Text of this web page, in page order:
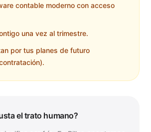
contable moderno con acceso
una vez al trimestre.
por tus planes de futuro
el trato humano?